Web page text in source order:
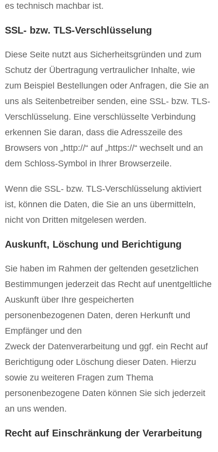
es technisch machbar ist.
SSL- bzw. TLS-Verschlüsselung
Diese Seite nutzt aus Sicherheitsgründen und zum
Schutz der Übertragung vertraulicher Inhalte, wie
zum Beispiel Bestellungen oder Anfragen, die Sie an
uns als Seitenbetreiber senden, eine SSL- bzw. TLS-
Verschlüsselung. Eine verschlüsselte Verbindung
erkennen Sie daran, dass die Adresszeile des
Browsers von „http://“ auf „https://“ wechselt und an
dem Schloss-Symbol in Ihrer Browserzeile.
Wenn die SSL- bzw. TLS-Verschlüsselung aktiviert
ist, können die Daten, die Sie an uns übermitteln,
nicht von Dritten mitgelesen werden.
Auskunft, Löschung und Berichtigung
Sie haben im Rahmen der geltenden gesetzlichen
Bestimmungen jederzeit das Recht auf unentgeltliche
Auskunft über Ihre gespeicherten
personenbezogenen Daten, deren Herkunft und
Empfänger und den
Zweck der Datenverarbeitung und ggf. ein Recht auf
Berichtigung oder Löschung dieser Daten. Hierzu
sowie zu weiteren Fragen zum Thema
personenbezogene Daten können Sie sich jederzeit
an uns wenden.
Recht auf Einschränkung der Verarbeitung